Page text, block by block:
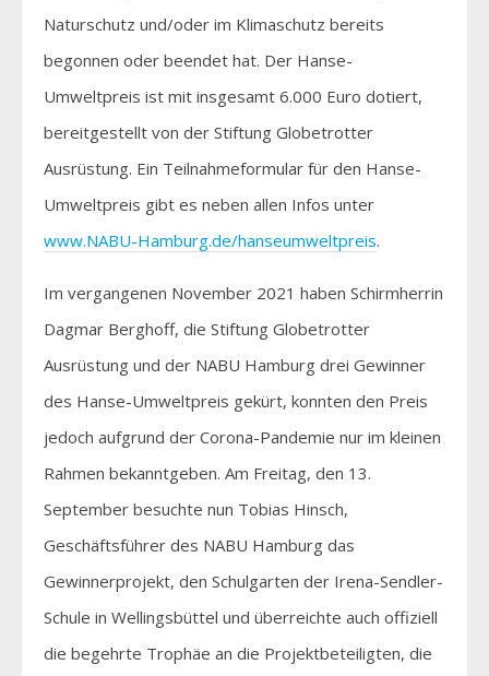
Naturschutz und/oder im Klimaschutz bereits
begonnen oder beendet hat. Der Hanse-
Umweltpreis ist mit insgesamt 6.000 Euro dotiert,
bereitgestellt von der Stiftung Globetrotter
Ausrüstung. Ein Teilnahmeformular für den Hanse-
Umweltpreis gibt es neben allen Infos unter
www.NABU-Hamburg.de/hanseumweltpreis.
Im vergangenen November 2021 haben Schirmherrin
Dagmar Berghoff, die Stiftung Globetrotter
Ausrüstung und der NABU Hamburg drei Gewinner
des Hanse-Umweltpreis gekürt, konnten den Preis
jedoch aufgrund der Corona-Pandemie nur im kleinen
Rahmen bekanntgeben. Am Freitag, den 13.
September besuchte nun Tobias Hinsch,
Geschäftsführer des NABU Hamburg das
Gewinnerprojekt, den Schulgarten der Irena-Sendler-
Schule in Wellingsbüttel und überreichte auch offiziell
die begehrte Trophäe an die Projektbeteiligten, die